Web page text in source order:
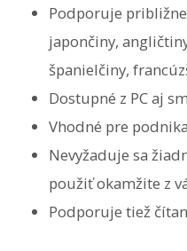
Podporuje
japončiny,
španielčiny,
Dostupné z PC aj
Vhodné pre
Nevyžaduje sa
použiť okamžite z
Podporuje tiež